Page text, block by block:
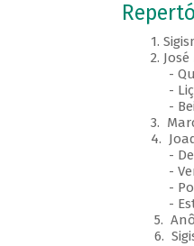
1.
2. José
- Quid
- Lição
- Beijo
3.
4.
- Desde
- Vem
- Por
- Estas
5.
6.